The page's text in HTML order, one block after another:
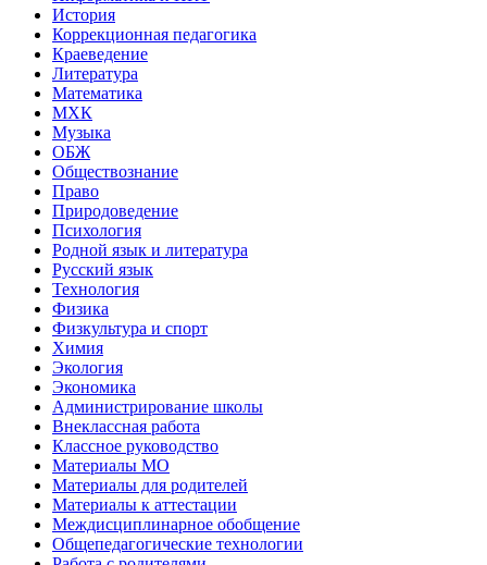
История
Коррекционная педагогика
Краеведение
Литература
Математика
МХК
Музыка
ОБЖ
Обществознание
Право
Природоведение
Психология
Родной язык и литература
Русский язык
Технология
Физика
Физкультура и спорт
Химия
Экология
Экономика
Администрирование школы
Внеклассная работа
Классное руководство
Материалы МО
Материалы для родителей
Материалы к аттестации
Междисциплинарное обобщение
Общепедагогические технологии